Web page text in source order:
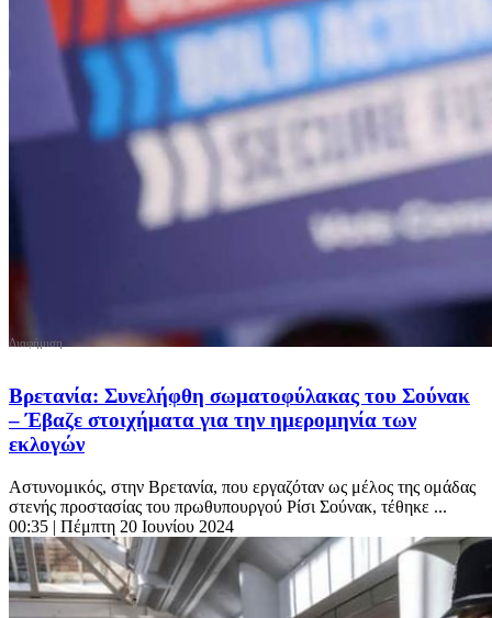
Βρετανία: Συνελήφθη σωματοφύλακας του Σούνακ
– Έβαζε στοιχήματα για την ημερομηνία των
εκλογών
Αστυνομικός, στην Βρετανία, που εργαζόταν ως μέλος της ομάδας
στενής προστασίας του πρωθυπουργού Ρίσι Σούνακ, τέθηκε ...
00:35 | Πέμπτη 20 Ιουνίου 2024